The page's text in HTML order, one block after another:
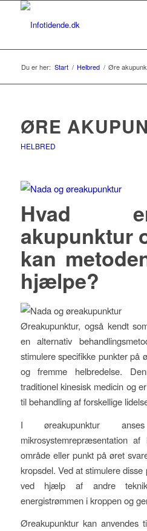
Du er her: Start / Helbred / Øre
ØRE
HELBRED
Hvad
akupunktur
kan
hjælpe?
Øreakupunktur, også kendt
en alternativ
stimulere specifikke punkter på
og fremme helbredelse.
traditionel kinesisk medicin og
til behandling af forskellige
I øreakupunktur
mikrosystemrepræsentation
område eller punkt på øret
kropsdel. Ved at stimulere
ved hjælp af andre
energistrømmen i kroppen og
Øreakupunktur kan anvendes